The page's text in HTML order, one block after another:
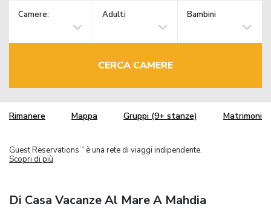
Camere: Adulti Bambini
CERCA CAMERE
Rimanere Mappa Gruppi (9+ stanze) Matrimoni
Guest Reservations TM
è una rete di viaggi indipendente.
Scopri di più
Di Casa Vacanze Al Mare A Mahdia